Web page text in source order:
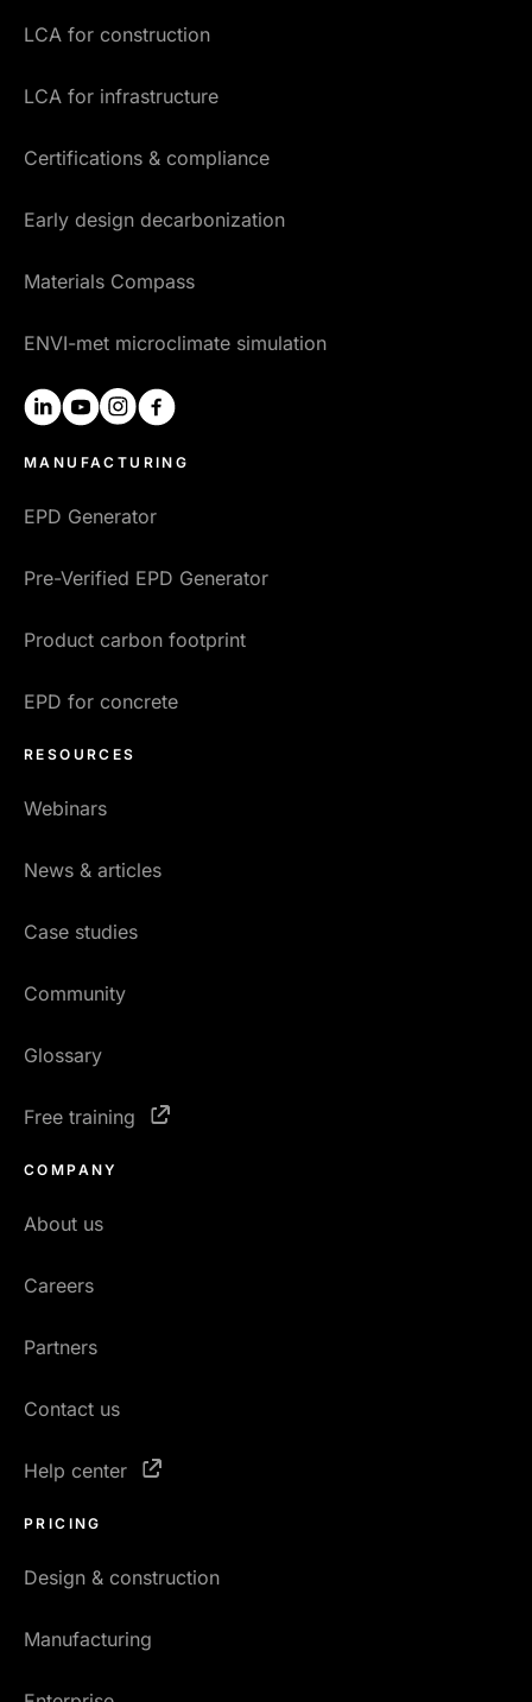
LCA for construction
LCA for infrastructure
Certifications & compliance
Early design decarbonization
Materials Compass
ENVI-met microclimate simulation
linkedinyoutubeinstagram
MANUFACTURING
EPD Generator
Pre-Verified EPD Generator
Product carbon footprint
EPD for concrete
RESOURCES
Webinars
News & articles
Case studies
Community
Glossary
Free training
COMPANY
About us
Careers
Partners
Contact us
Help center
PRICING
Design & construction
Manufacturing